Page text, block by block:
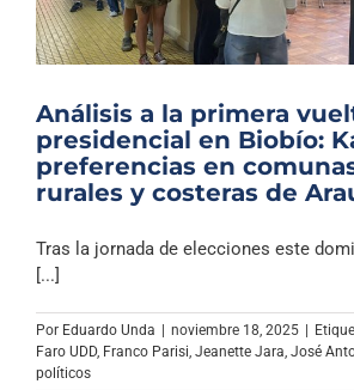
Análisis a la primera
presidencial en Biobío:
preferencias en
rurales y costeras de
Tras la jornada de elecciones este
[...]
Por Eduardo Unda noviembre 18, 2025
Faro UDD, Franco Parisi, Jeanette Jara, José
políticos